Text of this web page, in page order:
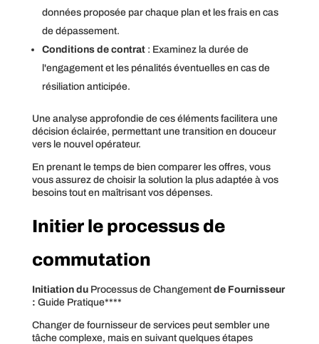
données proposée par chaque plan et les frais en cas
de dépassement.
Conditions de contrat : Examinez la durée de
l'engagement et les pénalités éventuelles en cas de
résiliation anticipée.
Une analyse approfondie de ces éléments facilitera une
décision éclairée, permettant une transition en douceur
vers le nouvel opérateur.
En prenant le temps de bien comparer les offres, vous
vous assurez de choisir la solution la plus adaptée à vos
besoins tout en maîtrisant vos dépenses.
Initier le processus de
commutation
Initiation du Processus de Changementde Fournisseur
: Guide Pratique****
Changer de fournisseur de services peut sembler une
tâche complexe, mais en suivant quelques étapes